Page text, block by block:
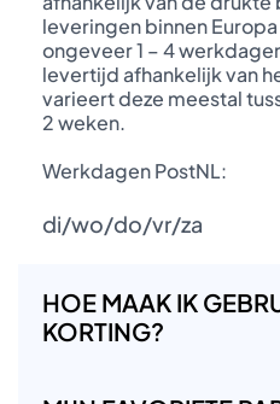
leveringen binnen
ongeveer 1 – 4
levertijd afhankelijk van
varieert deze meestal
2 weken.
Werkdagen PostNL:
di/wo/do/vr/za
HOE MAAK IK
KORTING?